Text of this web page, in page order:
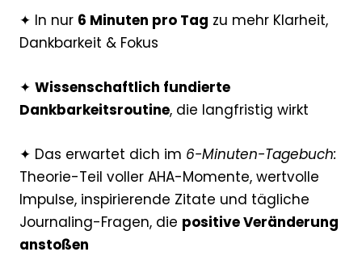
✦ In nur 6 Minuten pro Tag zu mehr Klarheit,
Dankbarkeit & Fokus
✦ Wissenschaftlich fundierte
Dankbarkeitsroutine, die langfristig wirkt
✦ Das erwartet dich im 6-Minuten-Tagebuch:
Theorie-Teil voller AHA-Momente, wertvolle
Impulse, inspirierende Zitate und tägliche
Journaling-Fragen, die positive Veränderung
anstoßen